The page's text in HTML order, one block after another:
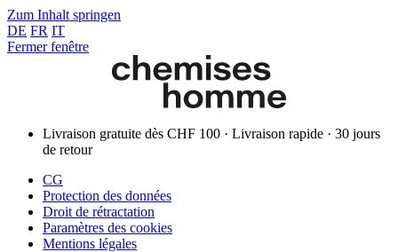
Zum Inhalt springen
DE FR IT
Fermer fenêtre
Livraison gratuite dès CHF 100 · Livraison rapide · 30 jours
de retour
CG
Protection des données
Droit de rétractation
Paramètres des cookies
Mentions légales